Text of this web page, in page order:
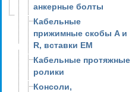
анкерные болты
Кабельные
прижимные скобы A и
R, вставки EM
Кабельные протяжные
ролики
Консоли,